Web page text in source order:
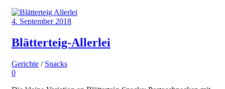
4. September 2018
Blätterteig-Allerlei
Gerichte / Snacks
0